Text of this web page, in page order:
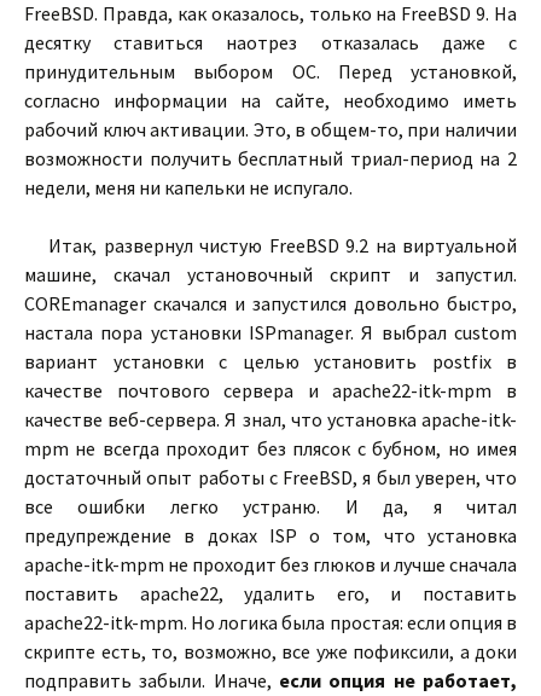
FreeBSD. Правда, как оказалось, только на FreeBSD 9. На
десятку ставиться наотрез отказалась даже с
принудительным выбором ОС. Перед установкой,
согласно информации на сайте, необходимо иметь
рабочий ключ активации. Это, в общем-то, при наличии
возможности получить бесплатный триал-период на 2
недели, меня ни капельки не испугало.
Итак, развернул чистую FreeBSD 9.2 на виртуальной
машине, скачал установочный скрипт и запустил.
COREmanager скачался и запустился довольно быстро,
настала пора установки ISPmanager. Я выбрал custom
вариант установки с целью установить postfix в
качестве почтового сервера и apache22-itk-mpm в
качестве веб-сервера. Я знал, что установка apache-itk-
mpm не всегда проходит без плясок с бубном, но имея
достаточный опыт работы с FreeBSD, я был уверен, что
все ошибки легко устраню. И да, я читал
предупреждение в доках ISP о том, что установка
apache-itk-mpm не проходит без глюков и лучше сначала
поставить apache22, удалить его, и поставить
apache22-itk-mpm. Но логика была простая: если опция в
скрипте есть, то, возможно, все уже пофиксили, а доки
подправить забыли. Иначе, если опция не работает,